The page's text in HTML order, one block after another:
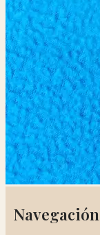
Navegación